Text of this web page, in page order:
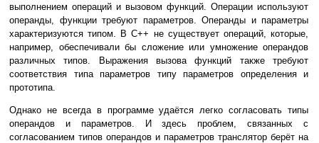
выполнением операций и вызовом функций. Операции используют
операнды, функции требуют параметров. Операнды и параметры
характеризуются типом. В C++ не существует операций, которые,
например, обеспечивали бы сложение или умножение операндов
различных типов. Выражения вызова функций также требуют
соответствия типа параметров типу параметров определения и
прототипа.
Однако не всегда в программе удаётся легко согласовать типы
операндов и параметров. И здесь проблем, связанных с
согласованием типов операндов и параметров транслятор берёт на